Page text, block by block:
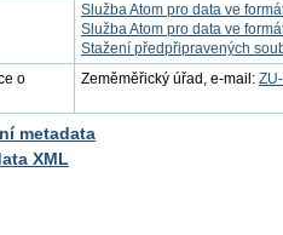
Služba Atom pro data ve
Služba Atom pro data ve
Stažení předpřipravených
o
Zeměměřický úřad, e-mail:
metadata
XML